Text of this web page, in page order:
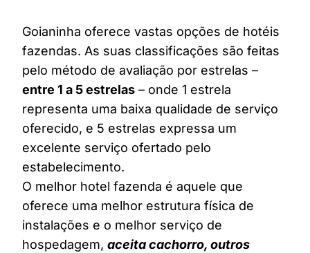
Goianinha oferece vastas opções de hotéis
fazendas. As suas classificações são feitas
pelo método de avaliação por estrelas –
entre 1 a 5 estrelas – onde 1 estrela
representa uma baixa qualidade de serviço
oferecido, e 5 estrelas expressa um
excelente serviço ofertado pelo
estabelecimento.
O melhor hotel fazenda é aquele que
oferece uma melhor estrutura física de
instalações e o melhor serviço de
hospedagem, aceita cachorro, outros